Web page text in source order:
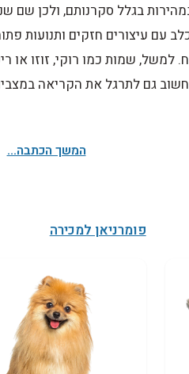
בגלל סקרנותם, ולכן שם
עם עיצורים חזקים ותנועות
למשל, שמות כמו רוקי, זוזו או
גם לתרגל את הקריאה
המשך הכתבה...
פומרניאן למכירה